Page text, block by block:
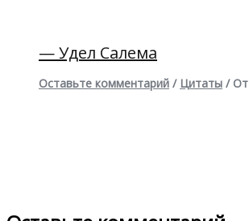
— Удел Салема
Оставьте комментарий / Цитаты / От